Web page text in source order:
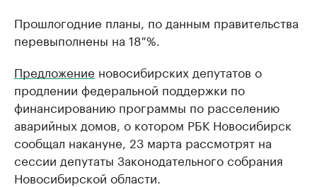
Прошлогодние планы, по данным правительства
перевыполнены на 18 %.
Предложение новосибирских депутатов о
продлении федеральной поддержки по
финансированию программы по расселению
аварийных домов, о котором РБК Новосибирск
сообщал накануне, 23 марта рассмотрят на
сессии депутаты Законодательного собрания
Новосибирской области.